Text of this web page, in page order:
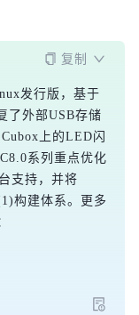
复制
发行版，基于
了外部USB存储
上的LED闪
系列重点优化
支持，并将
构建体系。更多